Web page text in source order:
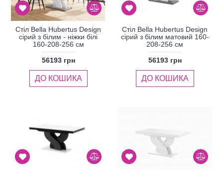
Стіл Bella Hubertus Design
сірий з білим - ніжки білі
160-208-256 см
56193 грн
ДО КОШИКА
Стіл Bella Hubertus Design
сірий з білим матовий 160-
208-256 см
56193 грн
ДО КОШИКА